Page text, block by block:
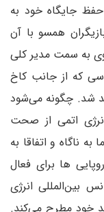
حفظ جایگاه خود به
همسو با آن
به سمت مدیر کلی
که از جانب کاخ
شد. چگونه می‌شود
انرژی اتمی از صحت
ناگاه و اتفاقا به
ها برای فعال
بین‌المللی انرژی
خود مطرح می‌کند.